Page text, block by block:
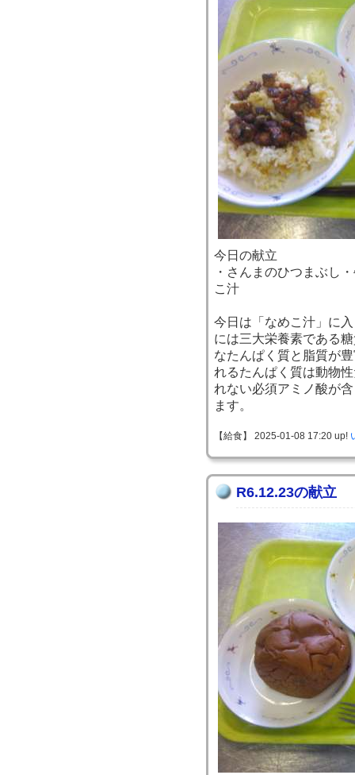
今日の献立
・さんまのひつまぶし
こ汁
今日は「なめこ汁」に
には三大栄養素である
なたんぱく質と脂質が
れるたんぱく質は動物
れない必須アミノ酸が
ます。
【給食】 2025-01-08 17:20 up!
R6.12.23の献立